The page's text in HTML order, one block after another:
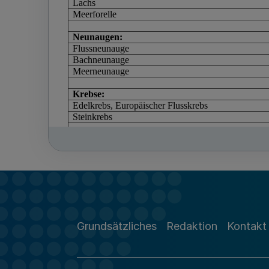
Grundsätzliches Redaktion Kontakt